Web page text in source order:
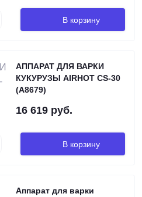
В корзину
АППАРАТ ДЛЯ ВАРКИ
КУКУРУЗЫ AIRHOT CS-30
(A8679)
16 619 руб.
В корзину
Аппарат для варки